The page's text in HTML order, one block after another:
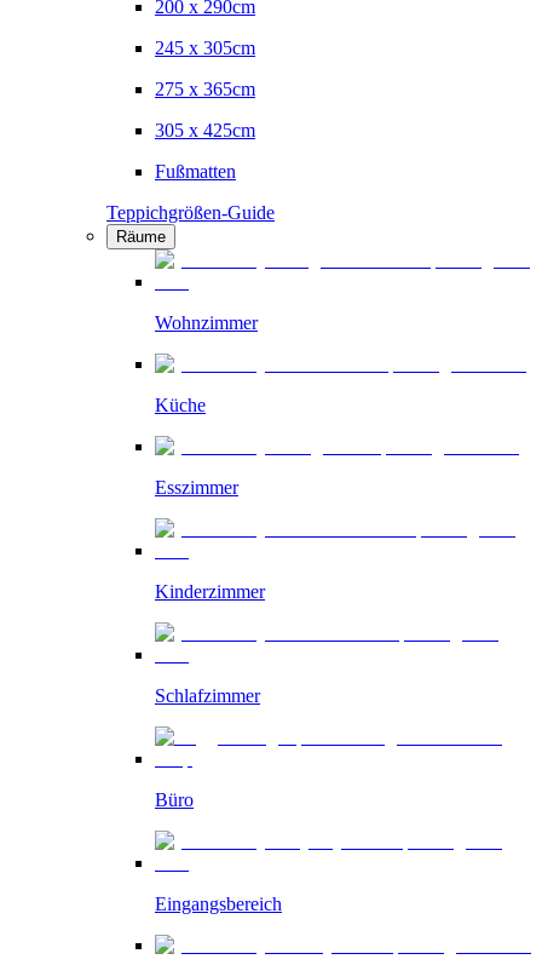
200 x 290cm
245 x 305cm
275 x 365cm
305 x 425cm
Fußmatten
Teppichgrößen-Guide
Räume
Wohnzimmer
Küche
Esszimmer
Kinderzimmer
Schlafzimmer
Büro
Eingangsbereich